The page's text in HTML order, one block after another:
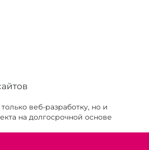
веб-разработку, но и
на долгосрочной основе